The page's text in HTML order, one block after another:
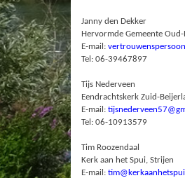
Janny den Dekker
Hervormde Gemeente
E-mail:
Tel: 06-39467897
Tijs Nederveen
Eendrachtskerk Zuid-
E-mail:
Tel: 06-10913579
Tim Roozendaal
Kerk aan het Spui, Strijen
E-mail: